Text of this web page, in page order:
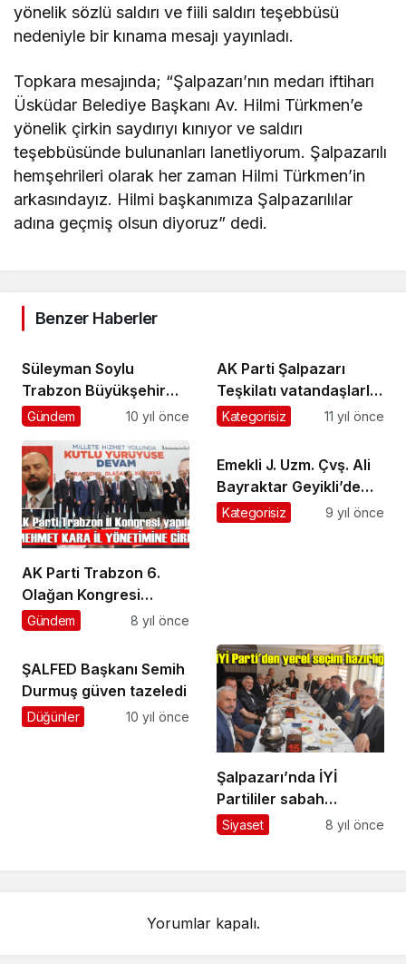
yönelik sözlü saldırı ve fiili saldırı teşebbüsü
nedeniyle bir kınama mesajı yayınladı.
Topkara mesajında; “Şalpazarı’nın medarı iftiharı
Üsküdar Belediye Başkanı Av. Hilmi Türkmen’e
yönelik çirkin saydırıyı kınıyor ve saldırı
teşebbüsünde bulunanları lanetliyorum. Şalpazarılı
hemşehrileri olarak her zaman Hilmi Türkmen’in
arkasındayız. Hilmi başkanımıza Şalpazarılılar
adına geçmiş olsun diyoruz” dedi.
Benzer Haberler
Süleyman Soylu
Trabzon Büyükşehir
Belediyesi İftarına
Gündem 10 yıl önce
AK Parti Şalpazarı
Teşkilatı vatandaşlarla
bayramlaştı
Kategorisiz 11 yıl önce
AK Parti Trabzon 6.
Olağan Kongresi
yapıldı
Gündem 8 yıl önce
Emekli J. Uzm. Çvş. Ali
Bayraktar Geyikli’de
askeri törenle
Kategorisiz 9 yıl önce
ŞALFED Başkanı Semih
Durmuş güven tazeledi
Düğünler 10 yıl önce
Şalpazarı’nda İYİ
Partililer sabah
kahvaltısında bir araya
Siyaset 8 yıl önce
Yorumlar kapalı.